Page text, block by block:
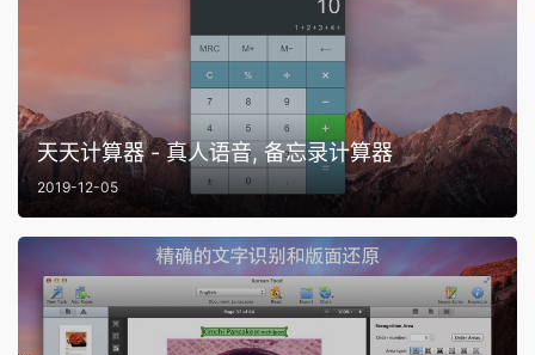
天天计算器 - 真人语音, 备忘录计算器
2019-12-05